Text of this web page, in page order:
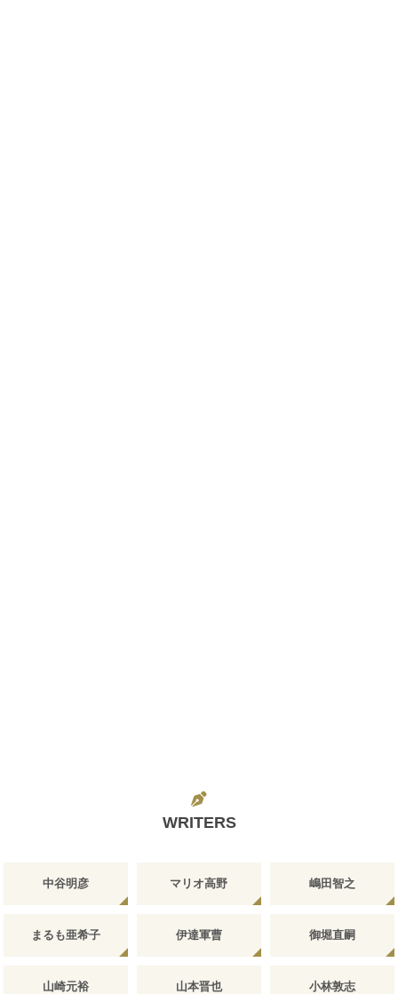
WRITERS
中谷明彦 マリオ高野 嶋田智之
まるも亜希子 伊達軍曹 御堀直嗣
山崎元裕 山本晋也 小林敦志